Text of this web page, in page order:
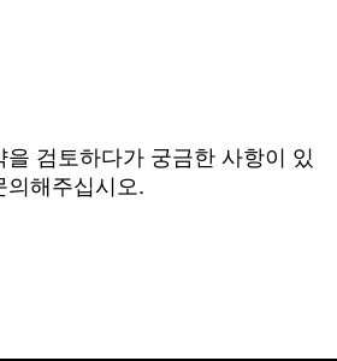
검토하다가 궁금한 사항이 있
의해주십시오.